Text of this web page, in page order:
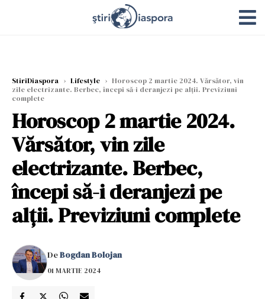
StiriDiaspora › Lifestyle › Horoscop 2 martie 2024. Vărsător, vin
zile electrizante. Berbec, începi să-i deranjezi pe alții. Previziuni
complete
Horoscop 2 martie 2024.
Vărsător, vin zile
electrizante. Berbec,
începi să-i deranjezi pe
alții. Previziuni complete
DeBogdan Bolojan
01 MARTIE 2024